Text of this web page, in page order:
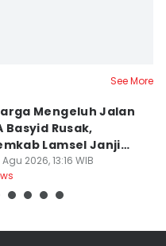
See More
Mengeluh Jalan
Basyid Rusak,
Lamsel Janji
Perbaiki
2026, 13:16 WIB